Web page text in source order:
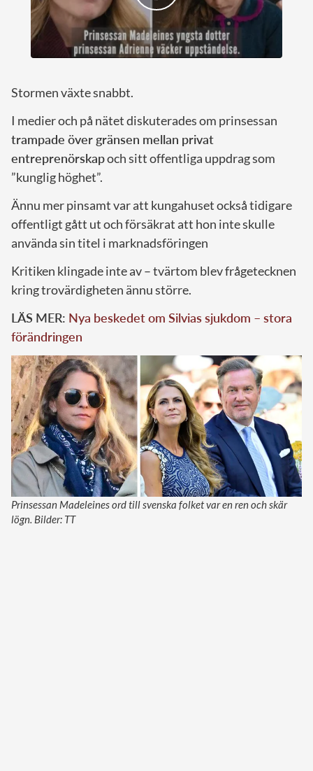
Stormen växte snabbt.
I medier och på nätet diskuterades om prinsessan
trampade över gränsen mellan privat
entreprenörskapoch sitt offentliga uppdrag som
”kunglig höghet”.
Ännu mer pinsamt var att kungahuset också tidigare
offentligt gått ut och försäkrat att hon inte skulle
använda sin titel i marknadsföringen
Kritiken klingade inte av – tvärtom blev frågetecknen
kring trovärdigheten ännu större.
LÄS MER: Nya beskedet om Silvias sjukdom – stora
förändringen
Prinsessan Madeleines ord till svenska folket var en ren och skär
lögn. Bilder: TT